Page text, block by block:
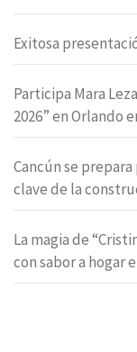
Exitosa
Participa Mara
2026” en Orlando
Cancún se
clave de la
La magia de
con sabor a hogar